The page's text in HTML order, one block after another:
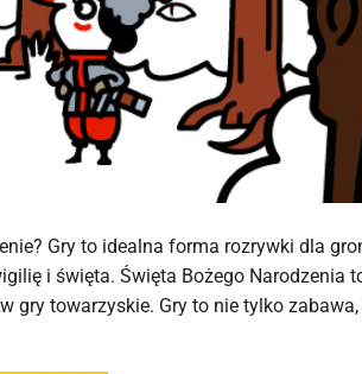
Gry to idealna forma rozrywki dla
i święta. Święta Bożego Narodzenia
gry towarzyskie. Gry to nie tylko